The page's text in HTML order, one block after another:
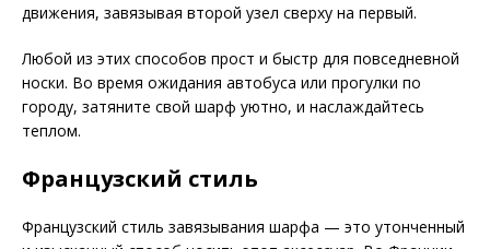
движения, завязывая второй узел сверху на первый.
Любой из этих способов прост и быстр для повседневной
носки. Во время ожидания автобуса или прогулки по
городу, затяните свой шарф уютно, и наслаждайтесь
теплом.
Французский стиль
Французский стиль завязывания шарфа — это утонченный